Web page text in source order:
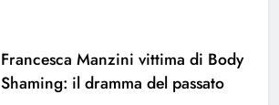
Francesca Manzini vittima di Body
Shaming: il dramma del passato